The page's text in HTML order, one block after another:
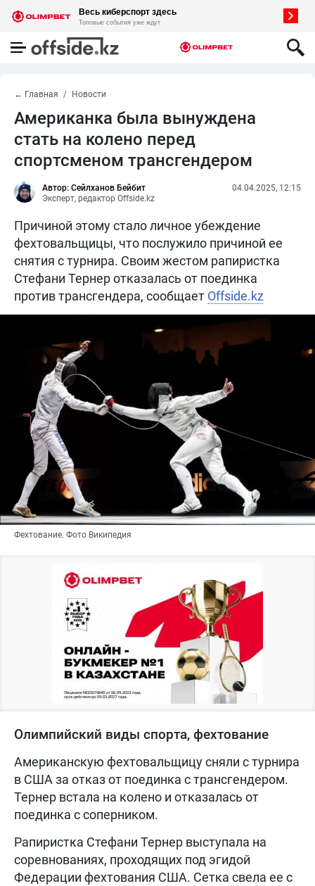
← Главная Новости
Американка была вынуждена
стать на колено перед
спортсменом трансгендером
Автор: Сейлханов Бейбит
Эксперт, редактор Offside.kz
04.04.2025, 12:15
Причиной этому стало личное убеждение
фехтовальщицы, что послужило причиной ее
снятия с турнира. Своим жестом рапиристка
Стефани Тернер отказалась от поединка
против трансгендера, сообщает Offside.kz
Фехтование. Фото Википедия
Олимпийский виды спорта, фехтование
Американскую фехтовальщицу сняли с турнира
в США за отказ от поединка с трансгендером.
Тернер встала на колено и отказалась от
поединка с соперником.
Рапиристка Стефани Тернер выступала на
соревнованиях, проходящих под эгидой
Федерации фехтования США. Сетка свела ее с